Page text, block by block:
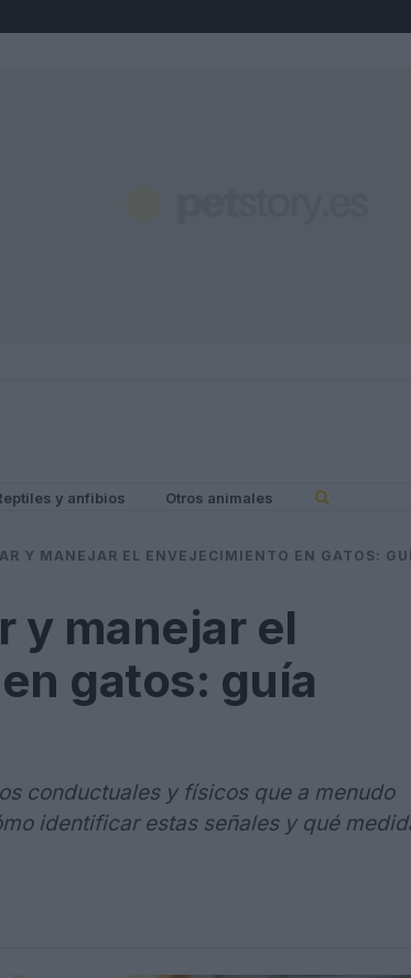
y anfibios Otros animales
Y MANEJAR EL ENVEJECIMIENTO EN GATOS:
y manejar el
gatos: guía
conductuales y físicos que a menudo
identificar estas señales y qué